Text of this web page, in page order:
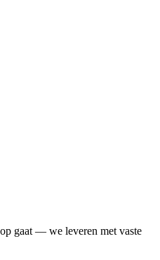
gaat — we leveren met vaste